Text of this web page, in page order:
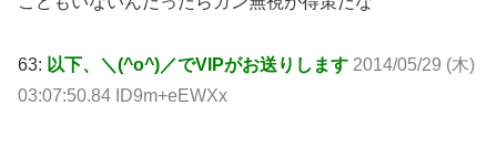
63: 以下、＼(^o^)／でVIPがお送りします 2014/05/29 (木)
03:07:50.84 ID9m+eEWXx